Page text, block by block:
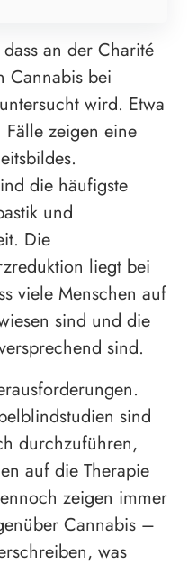
an der Charité
Cannabis bei
wird. Etwa
zeigen eine
die häufigste
und
Die
liegt bei
viele Menschen auf
sind und die
sind.
sind
durchzuführen,
auf die Therapie
zeigen immer
Cannabis –
was